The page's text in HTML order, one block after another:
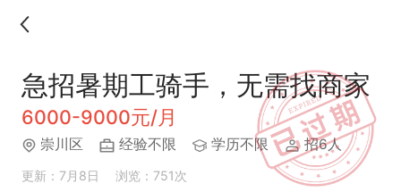
急招暑期工骑手，无需找商家
6000-9000元/月
崇川区 经验不限 学历不限 招6人
更新：7月8日 浏览：751次